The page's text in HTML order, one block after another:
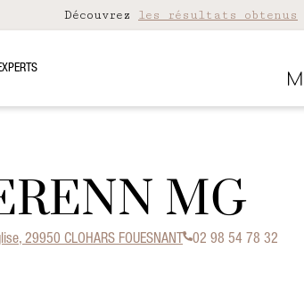
Découvrez les résultats obtenus
MG
29950 CLOHARS FOUESNANT 02 98 54 78 32